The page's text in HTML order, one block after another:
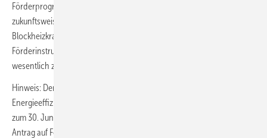
Förderprogramm 278 ist ein weiteres wichtiges Signal für die
zukunftsweisende dezentrale Energieerzeugung mit
Blockheizkraftwerken. Es ist nur eines unter vielen
Förderinstrumenten, die die BHKW-Technik attraktiv machen und
wesentlich zur schnellen Amortisation der Anlage beitragen.“
Hinweis: Der Förderkredit „KfW-Energieeffizienzprogramm –
Energieeffizient Bauen und Sanieren (276, 277, 278)“ können noch bis
zum 30. Juni 2021 bei der KfW beantragen. Ab dem 01. Juli 2021 ist der
Antrag auf Förderkredite und Zuschüsse über die Bundesförderung für